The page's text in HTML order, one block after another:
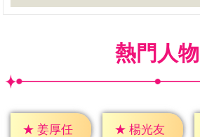
熱門人物
★ 姜厚任 ★ 楊光友